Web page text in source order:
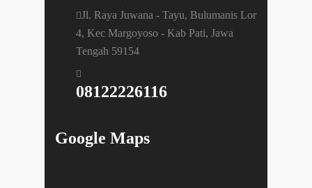
Jl. Raya Juwana - Tayu, Bulumanis Lor
4, Kec Margoyoso - Kab Pati, Jawa
Tengah 59154
08122226116
Google Maps